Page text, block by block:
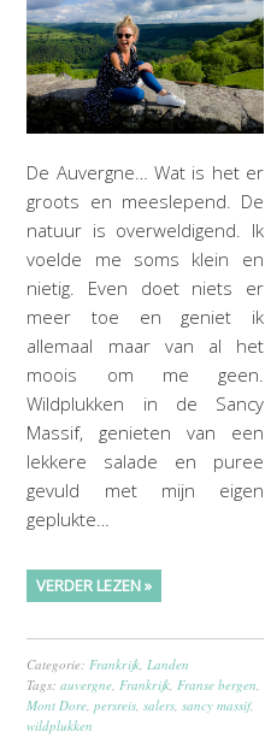
De Auvergne… Wat is het er
groots en meeslepend. De
natuur is overweldigend. Ik
voelde me soms klein en
nietig. Even doet niets er
meer toe en geniet ik
allemaal maar van al het
moois om me geen.
Wildplukken in de Sancy
Massif, genieten van een
lekkere salade en puree
gevuld met mijn eigen
geplukte…
VERDER LEZEN »
Categorie: Frankrijk Landen
Tags:auvergne Frankrijk Franse bergen
Mont Dore ,persreis ,salers ,sancy massif,
wildplukken